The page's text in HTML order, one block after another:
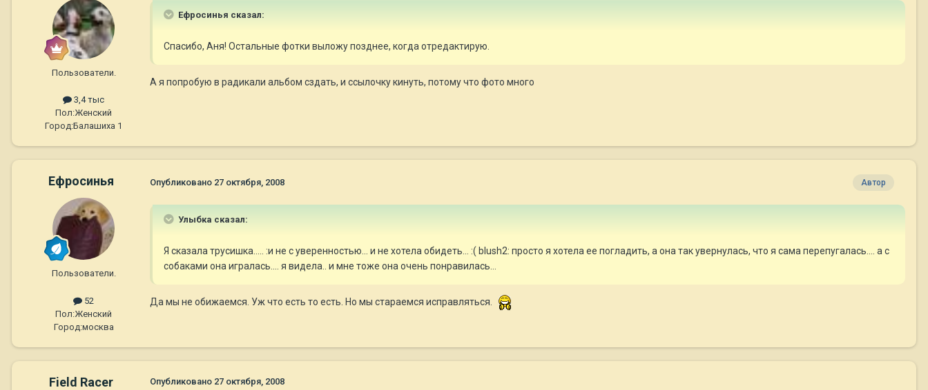
Пользователи.
3,4 тыс
Пол:Женский
Город:Балашиха 1
Ефросинья сказал:
Спасибо, Аня! Остальные фотки выложу позднее, когда отредактирую.
А я попробую в радикали альбом сздать, и ссылочку кинуть, потому что фото много
Ефросинья
Пользователи.
52
Пол:Женский
Город:москва
Автор
Опубликовано 27 октября, 2008
Улыбка сказал:
Я сказала трусишка..... :и не с уверенностью... и не хотела обидеть... :( blush2: просто я хотела ее погладить, а она так увернулась, что я сама перепугалась.... а с
собаками она игралась.... я видела.. и мне тоже она очень понравилась...
Да мы не обижаемся. Уж что есть то есть. Но мы стараемся исправляться.
Field Racer Опубликовано 27 октября, 2008